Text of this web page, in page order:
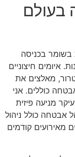
בעולם
בשומר בכניסה
איומים חיצוניים
טרור, מאלצים את
כוללים. אני
מניעה פיזית
אבטחה כולל ניהול
מאירועים קודמים